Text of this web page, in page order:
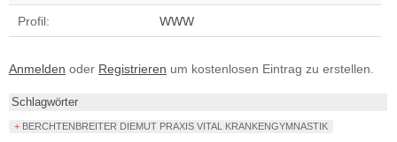
Profil: WWW
Anmelden oder Registrieren um kostenlosen Eintrag zu erstellen.
Schlagwörter
+ BERCHTENBREITER DIEMUT PRAXIS VITAL KRANKENGYMNASTIK